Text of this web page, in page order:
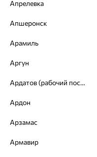
Подвеска,
фианит
421₽
1 170₽
Апрелевка
Апшеронск
Арамиль
Аргун
Ардатов (рабочий поселок)
Ардон
Арзамас
Армавир